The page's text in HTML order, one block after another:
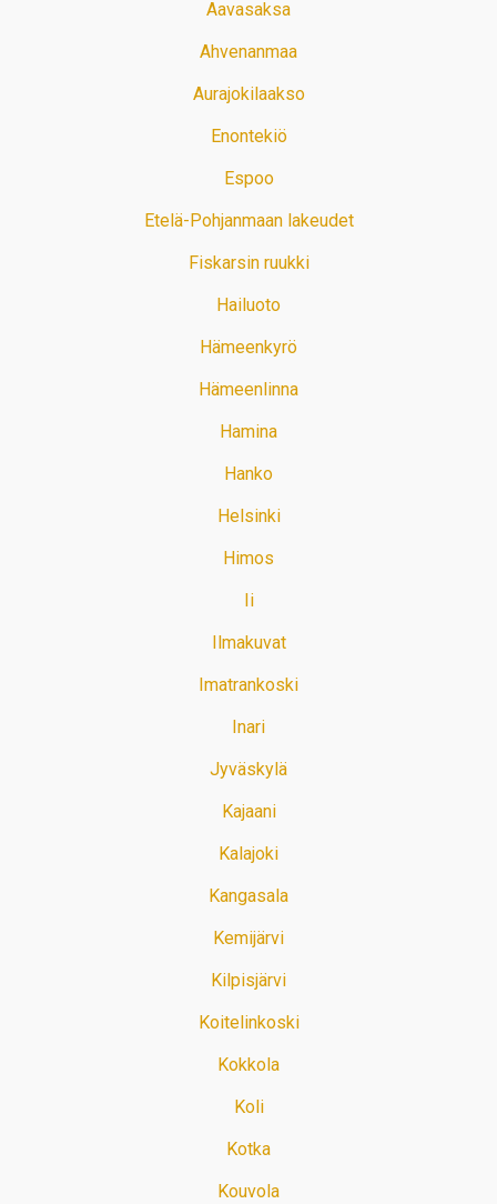
Aavasaksa
Ahvenanmaa
Aurajokilaakso
Enontekiö
Espoo
Etelä-Pohjanmaan lakeudet
Fiskarsin ruukki
Hailuoto
Hämeenkyrö
Hämeenlinna
Hamina
Hanko
Helsinki
Himos
Ii
Ilmakuvat
Imatrankoski
Inari
Jyväskylä
Kajaani
Kalajoki
Kangasala
Kemijärvi
Kilpisjärvi
Koitelinkoski
Kokkola
Koli
Kotka
Kouvola